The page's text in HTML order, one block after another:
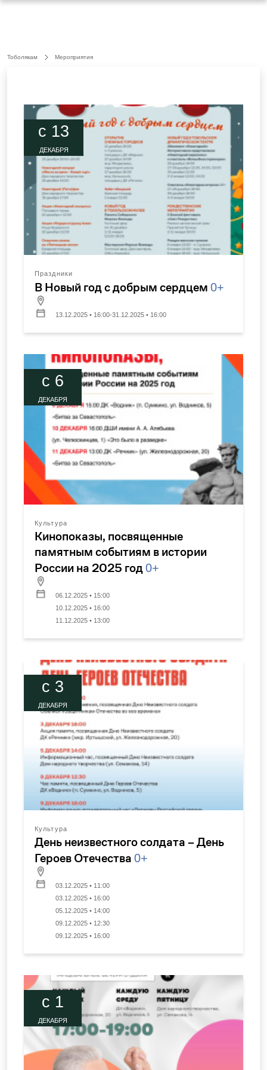
Тоболякам Мероприятия
c 13
ДЕКАБРЯ
Праздники
В Новый год с добрым сердцем 0+
13.12.2025 • 16:00-31.12.2025 • 16:00
c 6
ДЕКАБРЯ
Культура
Кинопоказы, посвященные
памятным событиям в истории
России на 2025 год0+
06.12.2025 • 15:00
10.12.2025 • 16:00
11.12.2025 • 13:00
c 3
ДЕКАБРЯ
Культура
День неизвестного солдата – День
Героев Отечества 0+
03.12.2025 • 11:00
03.12.2025 • 16:00
05.12.2025 • 14:00
09.12.2025 • 12:30
09.12.2025 • 16:00
c 1
ДЕКАБРЯ